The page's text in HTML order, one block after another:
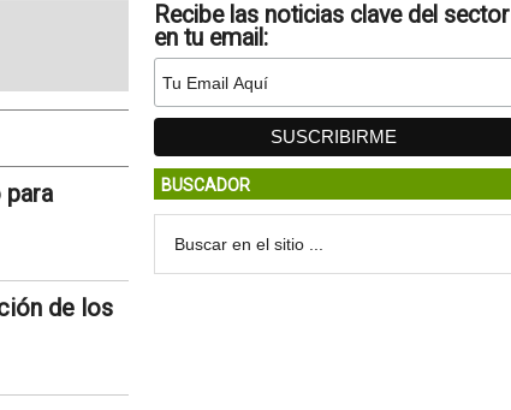
para
de los
Recibe las noticias clave del sector
en tu email:
BUSCADOR